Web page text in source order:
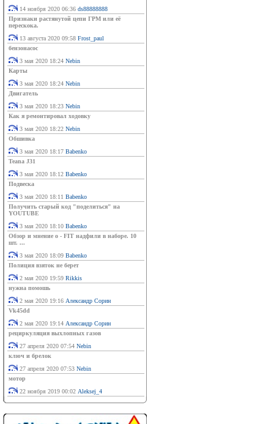
14 ноября 2020 06:36 ds88888888
Признаки растянутой цепи ГРМ или её
перескока.
13 августа 2020 09:58 Frost_paul
бензонасос
3 мая 2020 18:24 Nebin
Карты
3 мая 2020 18:24 Nebin
Двигатель
3 мая 2020 18:23 Nebin
Как я ремонтировал ходовку
3 мая 2020 18:22 Nebin
Обшивка
3 мая 2020 18:17 Babenko
Teana J31
3 мая 2020 18:12 Babenko
Подвеска
3 мая 2020 18:11 Babenko
Получить старый код "поделиться" на
YOUTUBE
3 мая 2020 18:10 Babenko
Обзор и мнение о - FIT надфили в наборе. 10
шт. ...
3 мая 2020 18:09 Babenko
Полиция взяток не берет
2 мая 2020 19:59 Rikkis
нужна помошь
2 мая 2020 19:16 Александр Сорин
Vk45dd
2 мая 2020 19:14 Александр Сорин
рециркуляция выхлопных газов
27 апреля 2020 07:54 Nebin
ключ и брелок
27 апреля 2020 07:53 Nebin
мотор
22 ноября 2019 00:02 Aleksej_4